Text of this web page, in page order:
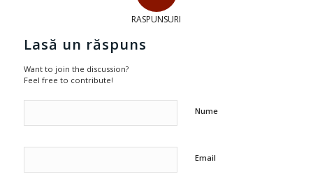
RASPUNSURI
Lasă un răspuns
Want to join the discussion?
Feel free to contribute!
Nume
Email